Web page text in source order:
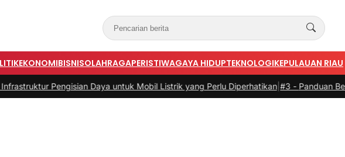
EKONOMIBISNISOLAHRAGAPERISTIWAGAYA HIDUPTEKNOLOGIKEPULAUAN RIAU
Daya untuk Mobil Listrik yang Perlu Diperhatikan|#3 -Panduan Belanja Online